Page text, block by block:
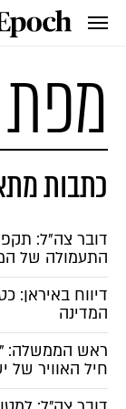
כתבות מתאריך 14
דובר צה"ל:
התעמולה של
דיווח באיראן:
המדינה
ראש הממשלה:
חיל האוויר של